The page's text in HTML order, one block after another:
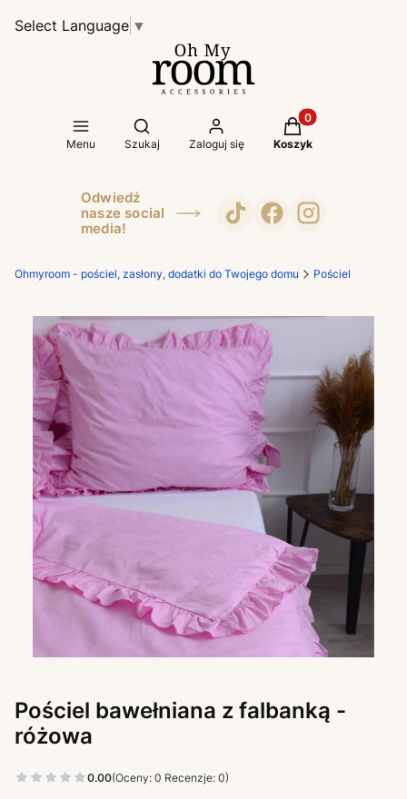
Select Language ▼
Menu
Otwórz wyszukiwarkę
Szukaj Zaloguj się
Produkty w
Koszyk
Odwiedź
nasze social
media!
Ohmyroom - pościel, zasłony, dodatki do Twojego domu Pościel
Pościel bawełniana z falbanką -
różowa
0.00(Oceny: 0 Recenzje: 0)